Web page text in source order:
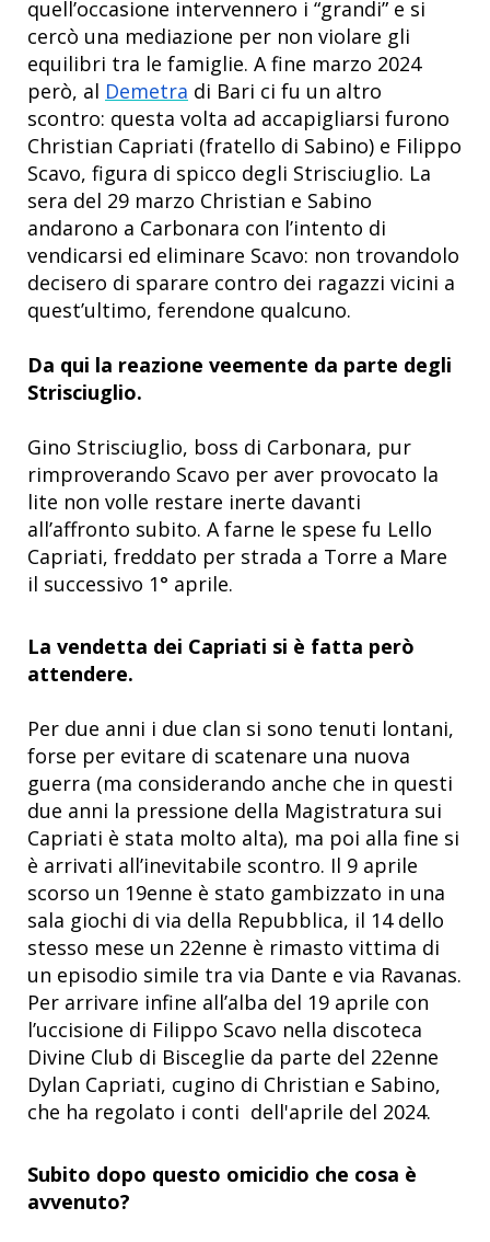
quell’occasione intervennero i “grandi” e si
cercò una mediazione per non violare gli
equilibri tra le famiglie. A fine marzo 2024
però, al Demetra di Bari ci fu un altro
scontro: questa volta ad accapigliarsi furono
Christian Capriati (fratello di Sabino) e Filippo
Scavo, figura di spicco degli Strisciuglio. La
sera del 29 marzo Christian e Sabino
andarono a Carbonara con l’intento di
vendicarsi ed eliminare Scavo: non trovandolo
decisero di sparare contro dei ragazzi vicini a
quest’ultimo, ferendone qualcuno.
Da qui la reazione veemente da parte degli
Strisciuglio.
Gino Strisciuglio, boss di Carbonara, pur
rimproverando Scavo per aver provocato la
lite non volle restare inerte davanti
all’affronto subito. A farne le spese fu Lello
Capriati, freddato per strada a Torre a Mare
il successivo 1° aprile.
La vendetta dei Capriati si è fatta però
attendere.
Per due anni i due clan si sono tenuti lontani,
forse per evitare di scatenare una nuova
guerra (ma considerando anche che in questi
due anni la pressione della Magistratura sui
Capriati è stata molto alta), ma poi alla fine si
è arrivati all’inevitabile scontro. Il 9 aprile
scorso un 19enne è stato gambizzato in una
sala giochi di via della Repubblica, il 14 dello
stesso mese un 22enne è rimasto vittima di
un episodio simile tra via Dante e via Ravanas.
Per arrivare infine all’alba del 19 aprile con
l’uccisione di Filippo Scavo nella discoteca
Divine Club di Bisceglie da parte del 22enne
Dylan Capriati, cugino di Christian e Sabino,
che ha regolato i conti dell'aprile del 2024.
Subito dopo questo omicidio che cosa è
avvenuto?